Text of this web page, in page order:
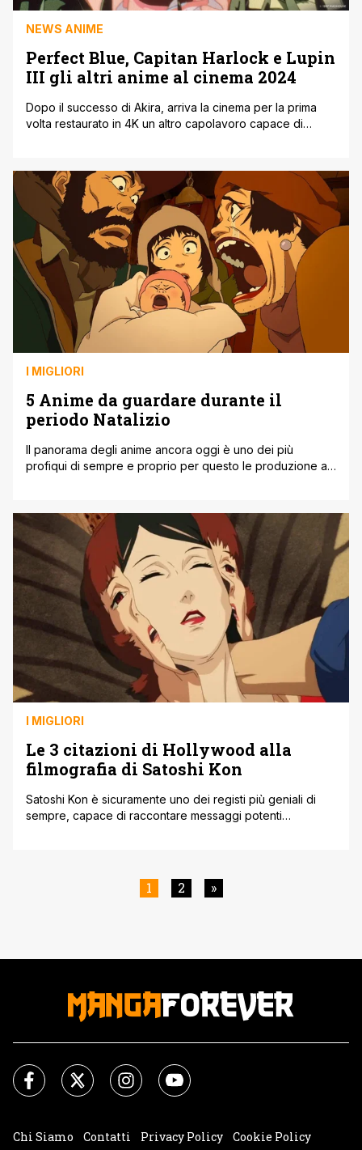
NEWS ANIME
Perfect Blue, Capitan Harlock e Lupin
III gli altri anime al cinema 2024
Dopo il successo di Akira, arriva la cinema per la prima
volta restaurato in 4K un altro capolavoro capace di
Satoshi Kon. Il primo psycho-thriller di animazione
giapponese della storia tratto dal romanzo originale
scritto da Yoshikazu Takeuchi e [']
I MIGLIORI
5 Anime da guardare durante il
periodo Natalizio
Il panorama degli anime ancora oggi è uno dei più
profiqui di sempre e proprio per questo le produzione al
guardare durante il periodo Natalizio, vogliamo offrirvi
una lista abbastanza singolare, che mescola tanti generi e
atmosfere, avvolgendovi in [']
I MIGLIORI
Le 3 citazioni di Hollywood alla
filmografia di Satoshi Kon
Satoshi Kon è sicuramente uno dei registi più geniali di
sempre, capace di raccontare messaggi potenti
moderna. Scomparso a soli 47 anni Kon è stato davvero
influente a livello culturale, e nonostante questo [']
1 2 »
Chi Siamo Contatti Privacy Policy Cookie Policy